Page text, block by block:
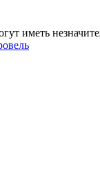
иметь